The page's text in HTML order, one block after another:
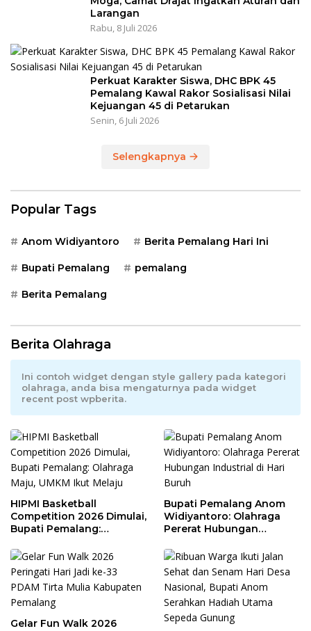
Larangan
Rabu, 8 Juli 2026
Perkuat Karakter Siswa, DHC BPK 45
Pemalang Kawal Rakor Sosialisasi Nilai
Kejuangan 45 di Petarukan
Senin, 6 Juli 2026
Selengkapnya
Popular Tags
Anom Widiyantoro Berita Pemalang Hari Ini
Bupati Pemalang pemalang
Berita Pemalang
Berita Olahraga
Ini contoh widget dengan style gallery pada kategori
olahraga, anda bisa mengaturnya pada widget
recent post wpberita.
HIPMI Basketball
Competition 2026 Dimulai,
Bupati Pemalang:
Melaju
Bupati Pemalang Anom
Widiyantoro: Olahraga
Pererat Hubungan
Gelar Fun Walk 2026